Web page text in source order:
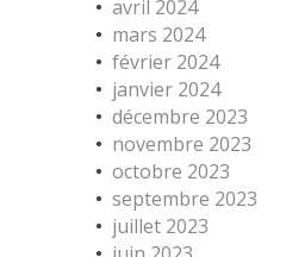
avril 2024
mars 2024
février 2024
janvier 2024
décembre 2023
novembre 2023
octobre 2023
septembre 2023
juillet 2023